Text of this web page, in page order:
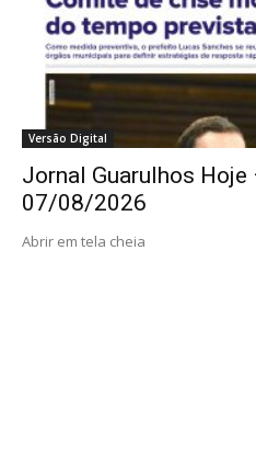
Versão Digital
Jornal Guarulhos Hoje
07/08/2026
Abrir em tela cheia